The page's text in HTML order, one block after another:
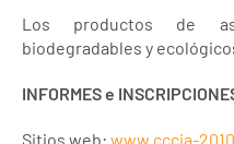
Los productos de
biodegradables y
INFORMES e
Sitios web: www.cccia-